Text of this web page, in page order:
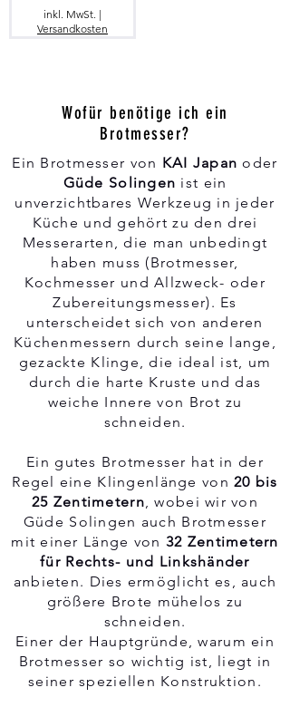
inkl. MwSt. |
Versandkosten
Wofür benötige ich ein
Brotmesser?
Ein Brotmesser von KAI Japan oder
Güde Solingen ist ein
unverzichtbares Werkzeug in jeder
Küche und gehört zu den drei
Messerarten, die man unbedingt
haben muss (Brotmesser,
Kochmesser und Allzweck- oder
Zubereitungsmesser). Es
unterscheidet sich von anderen
Küchenmessern durch seine lange,
gezackte Klinge, die ideal ist, um
durch die harte Kruste und das
weiche Innere von Brot zu
schneiden.
Ein gutes Brotmesser hat in der
Regel eine Klingenlänge von20 bis
25 Zentimetern , wobei wir von
Güde Solingen auch Brotmesser
mit einer Länge von 32 Zentimetern
für Rechts- und Linkshänder
anbieten. Dies ermöglicht es, auch
größere Brote mühelos zu
schneiden.
Einer der Hauptgründe, warum ein
Brotmesser so wichtig ist, liegt in
seiner speziellen Konstruktion.